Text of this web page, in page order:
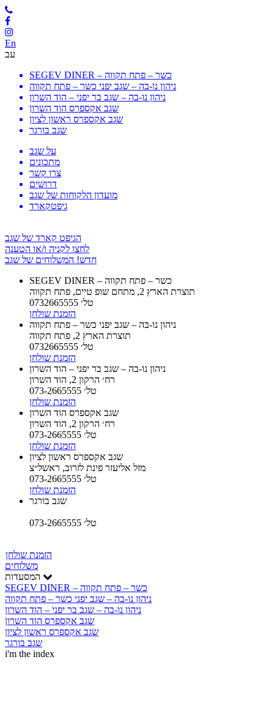
En
עב
SEGEV DINER – כשר – פתח תקווה
ניהון נו-בה – שגב יפני כשר – פתח תקווה
ניהון נו-בה – שגב בר יפני – הוד השרון
שגב אקספרס הוד השרון
שגב אקספרס ראשון לציון
שגב בורגר
על שגב
מתכונים
צרו קשר
דרושים
מועדון הלקוחות של שגב
גיפטקארד
הגיפט קארד של שגב
לחצו לקניה ו/או הטענה
חדש! המשלוחים של שגב
SEGEV DINER – כשר – פתח תקווה
תוצרת הארץ 2, מתחם שופ טיים, פתח תקווה
טל׳ 0732665555
הזמנת שולחן
ניהון נו-בה – שגב יפני כשר – פתח תקווה
תוצרת הארץ 2, פתח תקווה
טל׳ 0732665555
הזמנת שולחן
ניהון נו-בה – שגב בר יפני – הוד השרון
רח׳ הרקון 2, הוד השרון
טל׳ 073-2665555
הזמנת שולחן
שגב אקספרס הוד השרון
רח׳ הרקון 2, הוד השרון
טל׳ 073-2665555
הזמנת שולחן
שגב אקספרס ראשון לציון
מזל אליעזר פינת לזרוב, ראשל״צ
טל׳ 073-2665555
הזמנת שולחן
שגב בורגר
טל׳ 073-2665555
הזמנת שולחן
משלוחים
SEGEV DINER – כשר – פתח תקווה
ניהון נו-בה – שגב יפני כשר – פתח תקווה
ניהון נו-בה – שגב בר יפני – הוד השרון
שגב אקספרס הוד השרון
שגב אקספרס ראשון לציון
שגב בורגר
i'm the index